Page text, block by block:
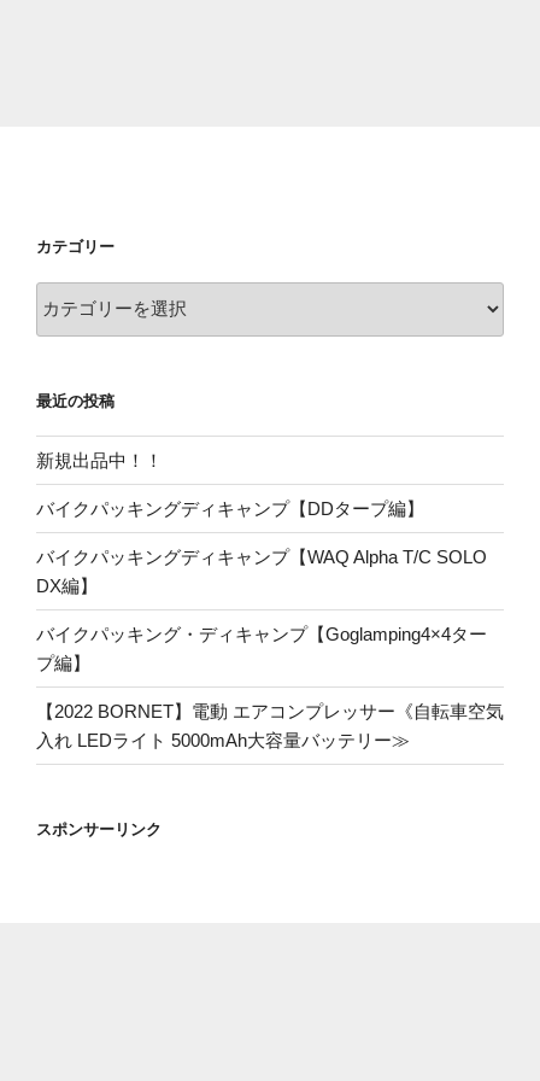
カテゴリー
ー
最近の投稿
新規出品中！！
バイクパッキングディキャンプ【DDタープ編】
バイクパッキングディキャンプ【WAQ Alpha T/C SOLO
DX編】
バイクパッキング・ディキャンプ【Goglamping4×4ター
プ編】
【2022 BORNET】電動 エアコンプレッサー《自転車空気
入れ LEDライト 5000mAh大容量バッテリー≫
スポンサーリンク